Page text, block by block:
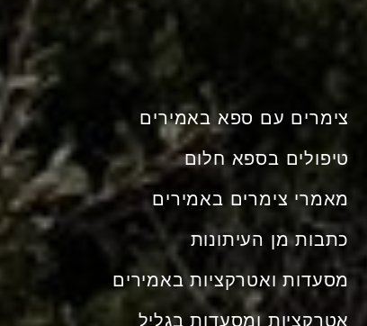
צימרים עם ספא באמירים
טיפולים בספא חלום
מאמרי צימרים באמירים
כתבות מן העיתונות
מסעדות ואטרקציות באמירים
אטרקציות ומסעדות בגליל